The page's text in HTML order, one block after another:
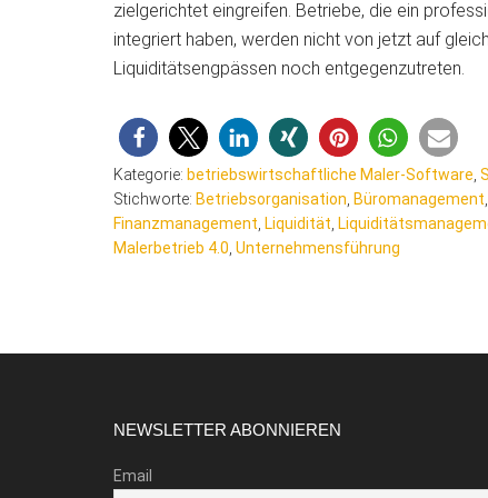
zielgerichtet eingreifen. Betriebe, die ein
integriert haben, werden nicht von jetzt auf
Liquiditätsengpässen noch entgegenzutreten.
Kategorie: betriebswirtschaftliche Maler-Software
Stichworte: Betriebsorganisation Büromanagement
Finanzmanagement Liquidität
Malerbetrieb 4.0 Unternehmensführung
NEWSLETTER ABONNIEREN
Email